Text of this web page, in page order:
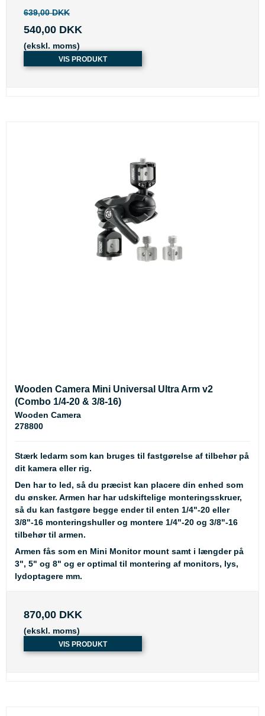
639,00 DKK
540,00 DKK
(ekskl. moms)
VIS PRODUKT
Wooden Camera Mini Universal Ultra Arm v2
(Combo 1/4-20 & 3/8-16)
Wooden Camera
278800
Stærk ledarm som kan bruges til fastgørelse af tilbehør på
dit kamera eller rig.
Den har to led, så du præcist kan placere din enhed som
du ønsker. Armen har har udskiftelige monteringsskruer,
så du kan fastgøre begge ender til enten 1/4"-20 eller
3/8"-16 monteringshuller og montere 1/4"-20 og 3/8"-16
tilbehør til armen.
Armen fås som en Mini Monitor mount samt i længder på
3", 5" og 8" og er optimal til montering af monitors, lys,
lydoptagere mm.
870,00 DKK
(ekskl. moms)
VIS PRODUKT